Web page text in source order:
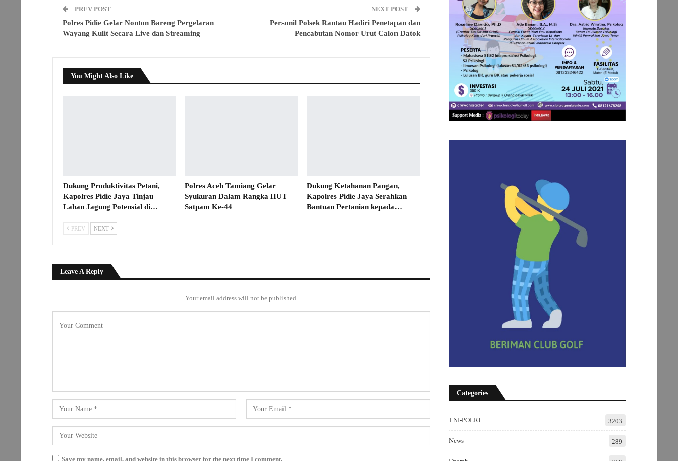
PREV POST
Polres Pidie Gelar Nonton Bareng Pergelaran
Wayang Kulit Secara Live dan Streaming
NEXT POST
Personil Polsek Rantau Hadiri Penetapan dan
Pencabutan Nomor Urut Calon Datok
You Might Also Like
Dukung Produktivitas Petani,
Kapolres Pidie Jaya Tinjau
Lahan Jagung Potensial di…
Polres Aceh Tamiang Gelar
Syukuran Dalam Rangka HUT
Satpam Ke-44
Dukung Ketahanan Pangan,
Kapolres Pidie Jaya Serahkan
Bantuan Pertanian kepada…
PREV NEXT
Leave A Reply
Your email address will not be published.
Save my name, email, and website in this browser for the next time I comment.
Categories
TNI-POLRI 3203
News 289